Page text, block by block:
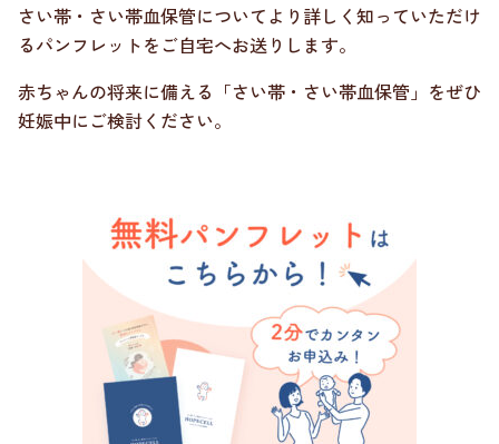
さい帯・さい帯血保管についてより詳しく知っていただけ
るパンフレットをご自宅へお送りします。
赤ちゃんの将来に備える「さい帯・さい帯血保管」をぜひ
妊娠中にご検討ください。